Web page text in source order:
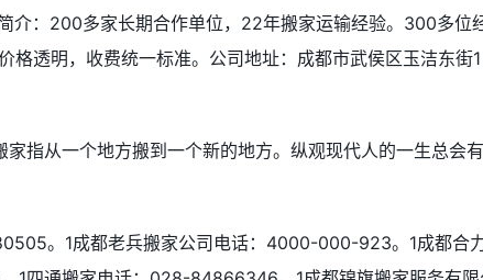
介：200多家长期合作单位，22年搬家运输经验。300多位
格透明，收费统一标准。公司地址：成都市武侯区玉洁东街1
指从一个地方搬到一个新的地方。纵观现代人的一生总会有
。1成都老兵搬家公司电话：4000-000-923。1成都合